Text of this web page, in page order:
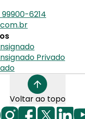
6214
Privado
Voltar ao topo